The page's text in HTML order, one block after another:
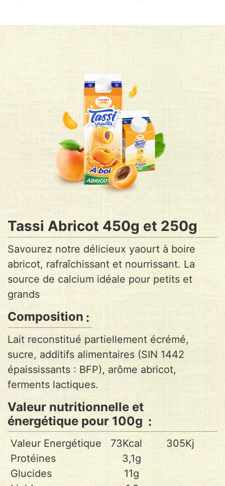
Tassi Abricot 450g et 250g
Savourez notre délicieux yaourt à boire
abricot, rafraîchissant et nourrissant. La
source de calcium idéale pour petits et
grands
Composition
Lait reconstitué partiellement écrémé,
sucre, additifs alimentaires (SIN 1442
épaississants : BFP), arôme abricot,
ferments lactiques.
Valeur nutritionnelle et
énergétique pour 100g
Valeur Energétique 73Kcal 305Kj
Protéines 3,1g
Glucides 11g